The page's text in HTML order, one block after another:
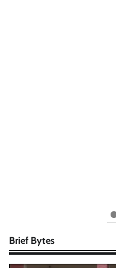
Brief Bytes